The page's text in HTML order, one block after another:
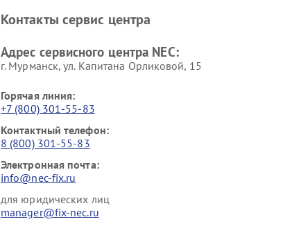
Контакты сервис центра
Адрес сервисного центра NEC:
г. Мурманск, ул. Капитана Орликовой, 15
Горячая линия:
+7 (800) 301-55-83
Контактный телефон:
8 (800) 301-55-83
Электронная почта:
info@nec-fix.ru
для юридических лиц
manager@fix-nec.ru